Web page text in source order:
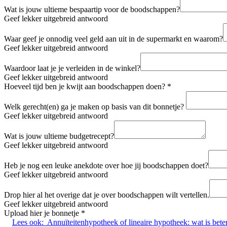
Wat is jouw ultieme bespaartip voor de boodschappen?
Geef lekker uitgebreid antwoord
Waar geef je onnodig veel geld aan uit in de supermarkt en waarom?
Geef lekker uitgebreid antwoord
Waardoor laat je je verleiden in de winkel?
Geef lekker uitgebreid antwoord
Hoeveel tijd ben je kwijt aan boodschappen doen? *
Welk gerecht(en) ga je maken op basis van dit bonnetje?
Geef lekker uitgebreid antwoord
Wat is jouw ultieme budgetrecept?
Geef lekker uitgebreid antwoord
Heb je nog een leuke anekdote over hoe jij boodschappen doet?
Geef lekker uitgebreid antwoord
Drop hier al het overige dat je over boodschappen wilt vertellen.
Geef lekker uitgebreid antwoord
Upload hier je bonnetje *
Lees ook: Annuïteitenhypotheek of lineaire hypotheek: wat is